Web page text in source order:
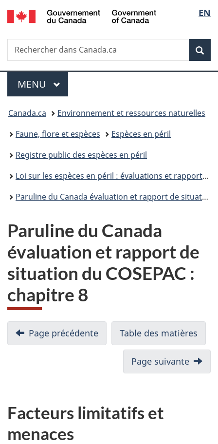
Passer
au
principal
Passer
à
Au
du
Passer
à
version
simplifiée
de
la
EN
Recherche
Rechercher
dans
Menu
MENU PRINCIPAL
Vous
êtes
ici :
Canada.ca
Environnement et ressources naturelles
Faune, flore et espèces
Espèces en péril
Registre public des espèces en péril
Loi sur les espèces en péril : évaluations et rapports de situation du COSEPAC
Paruline du Canada évaluation et rapport de situation du COSEPAC
Paruline du Canada
évaluation et rapport de
situation du COSEPAC :
chapitre 8
Page précédente Table des matières
Page suivante
Facteurs limitatifs et
menaces